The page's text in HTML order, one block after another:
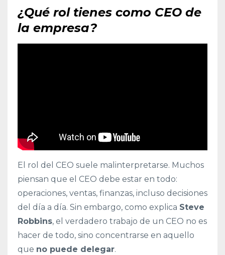
¿Qué rol tienes como CEO de
la empresa?
El rol del CEO suele malinterpretarse. Muchos
piensan que el CEO debe estar en todo:
operaciones, ventas, finanzas, incluso decisiones
del día a día. Sin embargo, como explica Steve
Robbins, el verdadero trabajo de un CEO no es
hacer de todo, sino concentrarse en aquello
que no puede delegar.